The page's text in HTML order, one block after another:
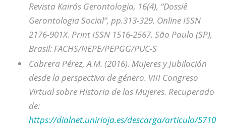
Revista Kairós Gerontologia, 16(4), “Dossiê
Gerontologia Social”, pp.313-329. Online ISSN
2176-901X. Print ISSN 1516-2567. São Paulo (SP),
Brasil: FACHS/NEPE/PEPGG/PUC-S
Cabrera Pérez, A.M. (2016). Mujeres y Jubilación
desde la perspectiva de género. VIII Congreso
Virtual sobre Historia de las Mujeres. Recuperado
de:
https://dialnet.unirioja.es/descarga/articulo/5710